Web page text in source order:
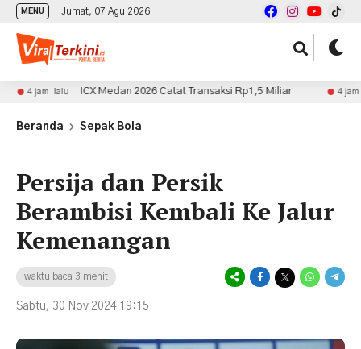
MENU Jumat, 07 Agu 2026
lalu ICX Medan 2026 Catat Transaksi Rp1,5 Miliar 4 jam lalu
Beranda Sepak Bola
Persija dan Persik
Berambisi Kembali Ke Jalur
Kemenangan
waktu baca 3 menit
Sabtu, 30 Nov 2024 19:15